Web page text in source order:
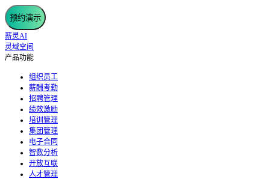
预约演示
薪灵AI
灵域空间
产品功能
组织员工
薪酬考勤
招聘管理
绩效激励
培训管理
集团管理
电子合同
智数分析
开放互联
人才管理